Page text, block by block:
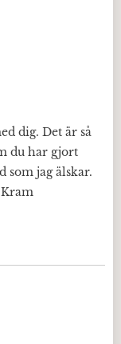
dig. Det är så
du har gjort
som jag älskar.